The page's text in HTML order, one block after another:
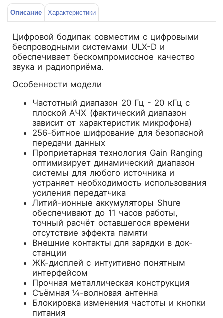
Описание Характеристики
Цифровой бодипак совместим с цифровыми
беспроводными системами ULX-D и
обеспечивает бескомпромиссное качество
звука и радиоприёма.
Особенности модели
Частотный диапазон 20 Гц - 20 кГц с
плоской АЧХ (фактический диапазон
зависит от характеристик микрофона)
256-битное шифрование для безопасной
передачи данных
Проприетарная технология Gain Ranging
оптимизирует динамический диапазон
системы для любого источника и
устраняет необходимость использования
усиления передатчика
Литий-ионные аккумуляторы Shure
обеспечивают до 11 часов работы,
точный расчёт оставшегося времени
отсутствие эффекта памяти
Внешние контакты для зарядки в док-
станции
ЖК-дисплей с интуитивно понятным
интерфейсом
Прочная металлическая конструкция
Съёмная ¼-волновая антенна
Блокировка изменения частоты и кнопки
питания